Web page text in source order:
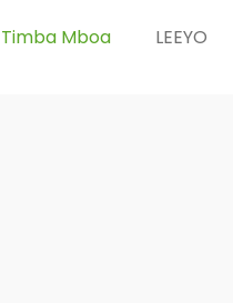
Timba Mboa LEEYO